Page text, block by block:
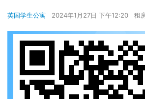
英国学生公寓 2024年1月27日 下午12:20 租